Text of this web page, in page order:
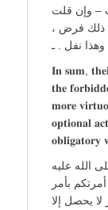
– وإن قلت
ذلك فرض ،
وهذا نفل . ـ
𝐈𝐧 𝐬𝐮𝐦,
𝐭𝐡𝐞
𝐦𝐨𝐫𝐞
𝐨𝐩𝐭𝐢𝐨𝐧𝐚𝐥
𝐨𝐛𝐥𝐢𝐠𝐚𝐭𝐨𝐫𝐲
الله عليه
بأمر
لا يحصل إلا